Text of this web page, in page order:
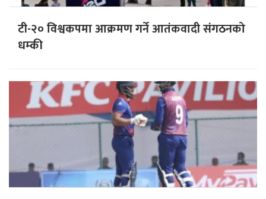
टी-२० विश्वकपमा आक्रमण गर्ने आतंकवादी संगठनको
धम्की